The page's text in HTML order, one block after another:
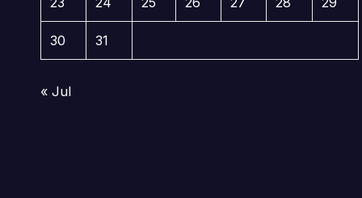
30 31
« Jul